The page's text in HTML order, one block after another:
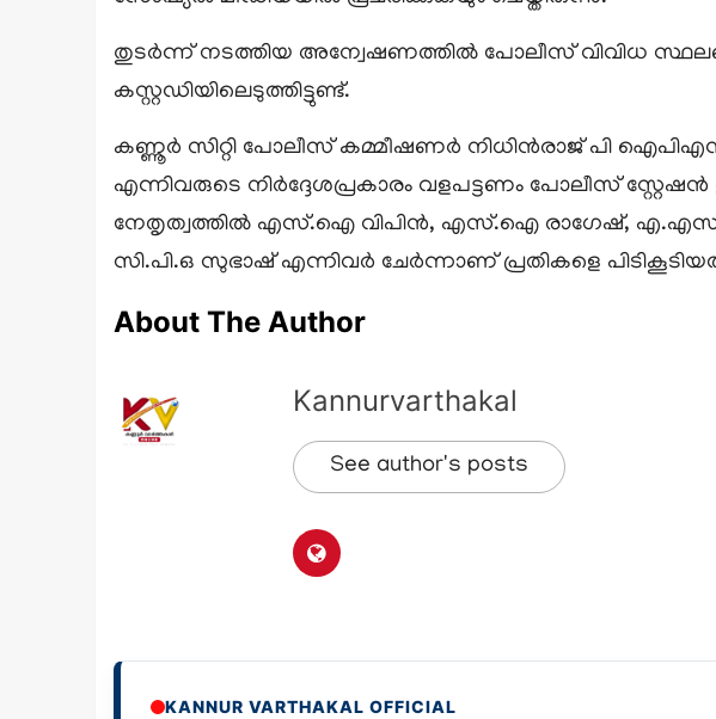
തുടർന്ന് നടത്തിയ അന്വേഷണത്തിൽ പോലീസ് വിവിധ
കസ്റ്റഡിയിലെടുത്തിട്ടുണ്ട്.
കണ്ണൂർ സിറ്റി പോലീസ് കമ്മീഷണർ നിധിൻരാജ് പി
എന്നിവരുടെ നിർദ്ദേശപ്രകാരം വളപട്ടണം പോലീസ് സ്റ്റേഷൻ
നേതൃത്വത്തിൽ എസ്.ഐ വിപിൻ, എസ്.ഐ രാഗേഷ്,
സി.പി.ഒ സുഭാഷ് എന്നിവർ ചേർന്നാണ് പ്രതികളെ
About The Author
Kannurvarthakal
See author's posts
KANNUR VARTHAKAL OFFICIAL